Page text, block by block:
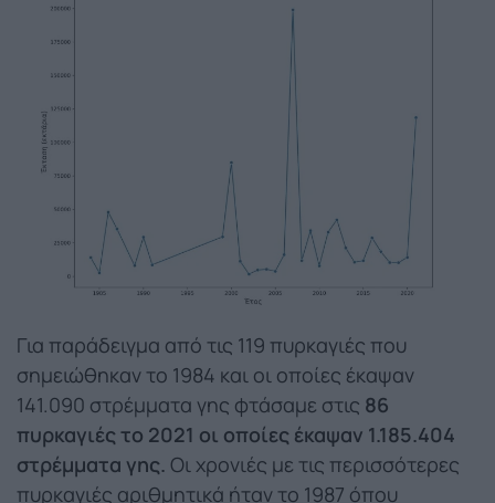
Για παράδειγμα από τις 119 πυρκαγιές που
σημειώθηκαν το 1984 και οι οποίες έκαψαν
141.090 στρέμματα γης φτάσαμε στις 86
πυρκαγιές το 2021 οι οποίες έκαψαν 1.185.404
στρέμματα γης. Οι χρονιές με τις περισσότερες
πυρκαγιές αριθμητικά ήταν το 1987 όπου